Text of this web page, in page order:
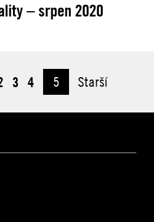
– srpen 2020
3 4 5 Starší